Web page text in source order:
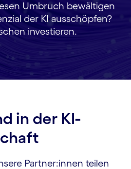
Umbruch bewältigen
der KI ausschöpfen?
investieren.
in der KI-
Partner:innen teilen